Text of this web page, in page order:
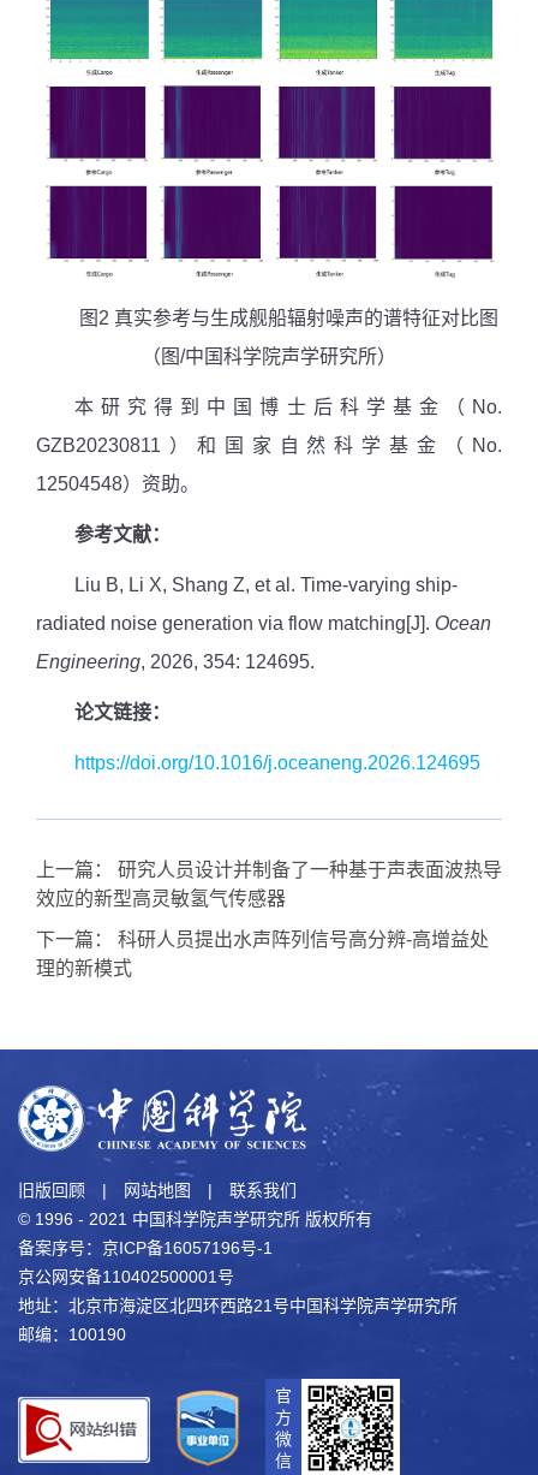
图 2 真实参考与生成舰船辐射噪声的谱特征对比图
（图/中国科学院声学研究所）
本研究得到中国博士后科学基金（ No.
GZB20230811 ）和国家自然科学基金（ No.
12504548）资助。
参考文献：
Liu B, Li X, Shang Z, et al. Time-varying ship-
radiated noise generation via flow matching[J]. Ocean
Engineering, 2026, 354: 124695.
论文链接：
https://doi.org/10.1016/j.oceaneng.2026.124695
上一篇：
研究人员设计并制备了一种基于声表面波热导
效应的新型高灵敏氢气传感器
下一篇：
科研人员提出水声阵列信号高分辨-高增益处
理的新模式
旧版回顾 | 网站地图 |
联系我们
© 1996 - 2021 中国科学院声学研究所 版权所有
备案序号：京ICP备16057196号-1
京公网安备110402500001号
地址：北京市海淀区北四环西路21号中国科学院声学研究所
邮编：100190
官
方
微
信